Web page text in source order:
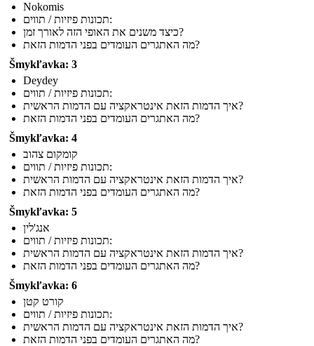
Nokomis
תכונות פיזיות / תווים:
כיצד משנים את האופי הזה לאורך זמן?
מה האתגרים העומדים בפני הדמות הזאת?
Šmykľavka: 3
Deydey
תכונות פיזיות / תווים:
איך הדמות הזאת אינטראקציה עם הדמות הראשית?
מה האתגרים העומדים בפני הדמות הזאת?
Šmykľavka: 4
קומקום צהוב
תכונות פיזיות / תווים:
איך הדמות הזאת אינטראקציה עם הדמות הראשית?
מה האתגרים העומדים בפני הדמות הזאת?
Šmykľavka: 5
אנג'לין
תכונות פיזיות / תווים:
איך הדמות הזאת אינטראקציה עם הדמות הראשית?
מה האתגרים העומדים בפני הדמות הזאת?
Šmykľavka: 6
קורט קטן
תכונות פיזיות / תווים:
איך הדמות הזאת אינטראקציה עם הדמות הראשית?
מה האתגרים העומדים בפני הדמות הזאת?